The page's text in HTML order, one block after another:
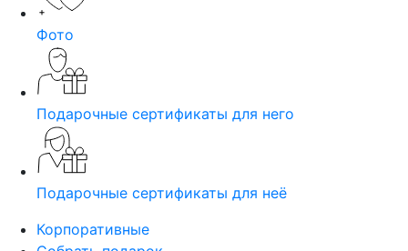
Фото
Подарочные сертификаты для него
Подарочные сертификаты для неё
Корпоративные